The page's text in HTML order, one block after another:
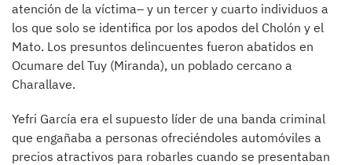
atención de la víctima– y un tercer y cuarto individuos a
los que solo se identifica por los apodos del Cholón y el
Mato. Los presuntos delincuentes fueron abatidos en
Ocumare del Tuy (Miranda), un poblado cercano a
Charallave.
Yefri García era el supuesto líder de una banda criminal
que engañaba a personas ofreciéndoles automóviles a
precios atractivos para robarles cuando se presentaban